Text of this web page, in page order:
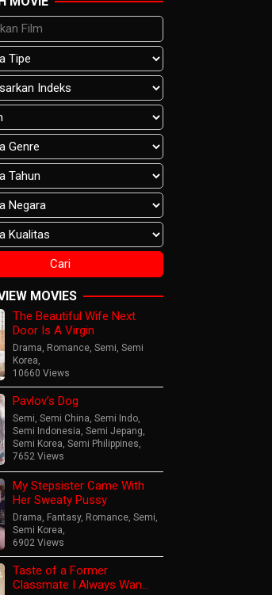
MOVIES
The Beautiful Wife Next
Door Is A Virgin
Drama Romance Semi Semi
Korea
10660 Views
Pavlov’s Dog
Semi Semi China Semi Indo
Semi Indonesia Semi Jepang
Semi Korea Semi Philippines
7652 Views
My Stepsister Came With
Her Sweaty Pussy
Drama Fantasy, Romance Semi
Semi Korea
6902 Views
Taste of a Former
Classmate I Always Wan…